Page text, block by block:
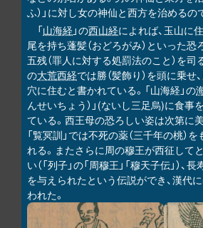
ふ）」に対し女の神仙と西方を治めるの
「山海経 」の西山経によれば、玉山に
尾を持ち蓬髪（おどろがみ）といった恐
五残（罪人に対する処罰法のこと）を司
の大荒西経では勝（髪飾り）を頭に乗せ
穴に住むと書かれている。「山海経」の
んせいちょう）」(ないし三足烏)に食事
ている。西王母の恐ろしい姿は次第に
「覧冥訓」では不死の薬（三千年の桃）
れる。またさらに周の穆王が西征して
い（「列子」の「周穆王」「穆天子伝」）
を与えられたという伝説ができ、漢代
われた。